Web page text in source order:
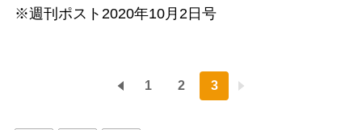
※週刊ポスト2020年10月2日号
1 2 3